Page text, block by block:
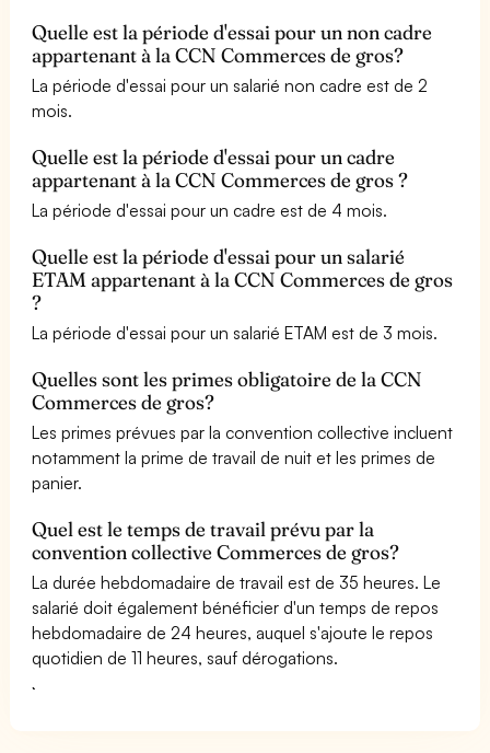
Quelle est la période d'essai pour un non cadre
appartenant à la CCN Commerces de gros?
La période d'essai pour un salarié non cadre est de 2
mois.
Quelle est la période d'essai pour un cadre
appartenant à la CCN Commerces de gros ?
La période d'essai pour un cadre est de 4 mois.
Quelle est la période d'essai pour un salarié
ETAM appartenant à la CCN Commerces de gros
?
La période d'essai pour un salarié ETAM est de 3 mois.
Quelles sont les primes obligatoire de la CCN
Commerces de gros?
Les primes prévues par la convention collective incluent
notamment la prime de travail de nuit et les primes de
panier.
Quel est le temps de travail prévu par la
convention collective Commerces de gros?
La durée hebdomadaire de travail est de 35 heures. Le
salarié doit également bénéficier d'un temps de repos
hebdomadaire de 24 heures, auquel s'ajoute le repos
quotidien de 11 heures, sauf dérogations.